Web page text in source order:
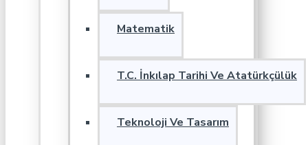
Matematik
T.C. İnkılap Tarihi Ve Atatürkçülük
Teknoloji Ve Tasarım